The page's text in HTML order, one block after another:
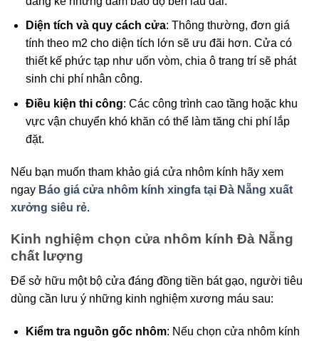
Diện tích và quy cách cửa: Thông thường, đơn giá
tính theo m2 cho diện tích lớn sẽ ưu đãi hơn. Cửa có
thiết kế phức tạp như uốn vòm, chia ô trang trí sẽ phát
sinh chi phí nhân công.
Điều kiện thi công: Các công trình cao tầng hoặc khu
vực vận chuyển khó khăn có thể làm tăng chi phí lắp
đặt.
Nếu bạn muốn tham khảo giá cửa nhôm kính hãy xem
ngay Báo giá cửa nhôm kính xingfa tại Đà Nẵng​ xuất
xưởng siêu rẻ.
Kinh nghiệm chọn cửa nhôm kính Đà Nẵng
chất lượng
Để sở hữu một bộ cửa đáng đồng tiền bát gạo, người tiêu
dùng cần lưu ý những kinh nghiệm xương máu sau:
Kiểm tra nguồn gốc nhôm: Nếu chọn cửa nhôm kính